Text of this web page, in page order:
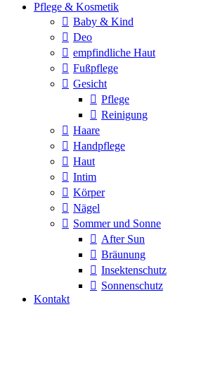
Pflege & Kosmetik
Baby & Kind
Deo
empfindliche Haut
Fußpflege
Gesicht
Pflege
Reinigung
Haare
Handpflege
Haut
Intim
Körper
Nägel
Sommer und Sonne
After Sun
Bräunung
Insektenschutz
Sonnenschutz
Kontakt